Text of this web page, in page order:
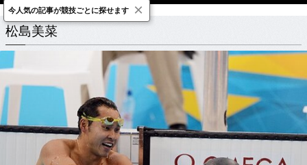
松島美菜 関連記事
松島美菜
今人気の記事が競技ごとに探せます ×